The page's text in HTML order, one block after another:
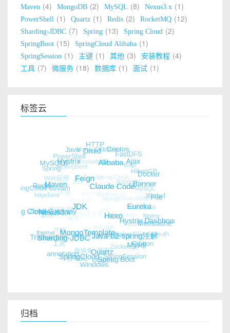
Maven 4 MongoDB 2 MySQL 8 Nexus3.x 1
PowerShell 1 Quartz 1 Redis 2 RocketMQ 12
Sharding-JDBC 7 Spring 13 Spring Cloud 2
SpringBoot 15 SpringCloud Alibaba 1
SpringSession 1 主键 1 其他 3 安装教程 4
工具 7 微服务 18 数据库 1 面试 1
标签云
归档